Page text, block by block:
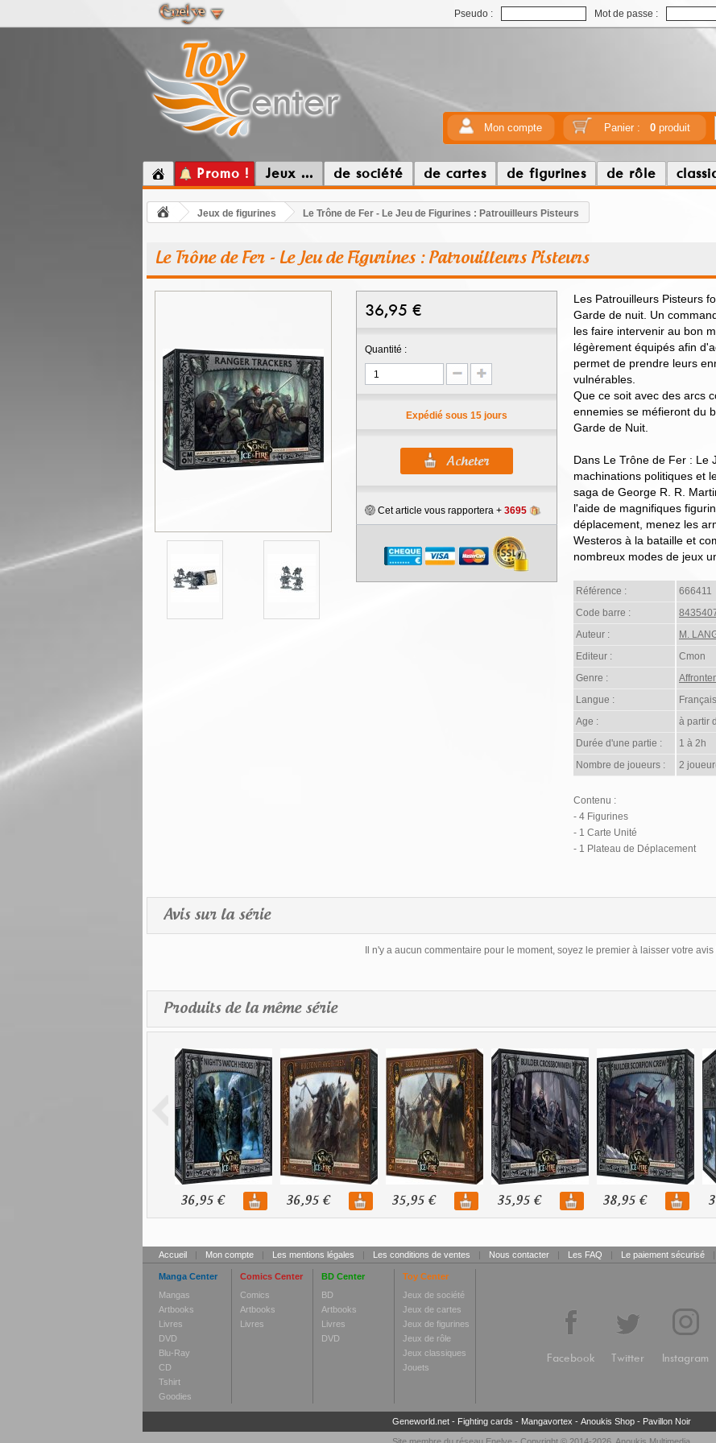
Pseudo : Mot de passe :
Mon compte Panier : 0produit
Promo ! Jeux ... de société de cartes de figurines de rôle
Jeux de figurines Le Trône de Fer - Le Jeu de Figurines : Patrouilleurs Pisteurs
Le Trône de Fer - Le Jeu de Figurines : Patrouilleurs Pisteurs
36,95 €
Quantité :
Expédié sous 15 jours
Cet article vous rapportera + 3695
Les Patrouilleurs Pisteurs
Garde de nuit. Un
les faire intervenir au bon
légèrement équipés afin
permet de prendre leurs
vulnérables.
Que ce soit avec des arcs
ennemies se méfieront du
Garde de Nuit.
Dans Le Trône de Fer : Le
machinations politiques et
saga de George R. R.
l'aide de magnifiques
déplacement, menez les
Westeros à la bataille et
nombreux modes de jeux
Référence :
666411
Code barre :
Auteur :
M.
Editeur :
Cmon
Genre :
Langue :
Français
Age :
à partir
Durée d'une partie :
1 à 2h
Nombre de joueurs :
2
Contenu :
- 4 Figurines
- 1 Carte Unité
- 1 Plateau de Déplacement
Avis sur la série
Il n'y a aucun commentaire pour le moment, soyez le premier à laisser votre avis
Produits de la même série
36,95 € 36,95 € 35,95 € 35,95 € 38,95 €
Accueil | Mon compte | Les mentions légales | Les conditions de ventes | Nous contacter | Les FAQ | Le paiement sécurisé |
Manga Center
Mangas
Artbooks
Livres
DVD
Blu-Ray
CD
Tshirt
Goodies
Comics Center
Comics
Artbooks
Livres
BD Center
BD
Artbooks
Livres
DVD
Toy Center
Jeux de société
Jeux de cartes
Jeux de figurines
Jeux de rôle
Jeux classiques
Jouets
Facebook Twitter Instagram
Geneworld.net- Fighting cards - Mangavortex - Anoukis Shop- Pavillon Noir